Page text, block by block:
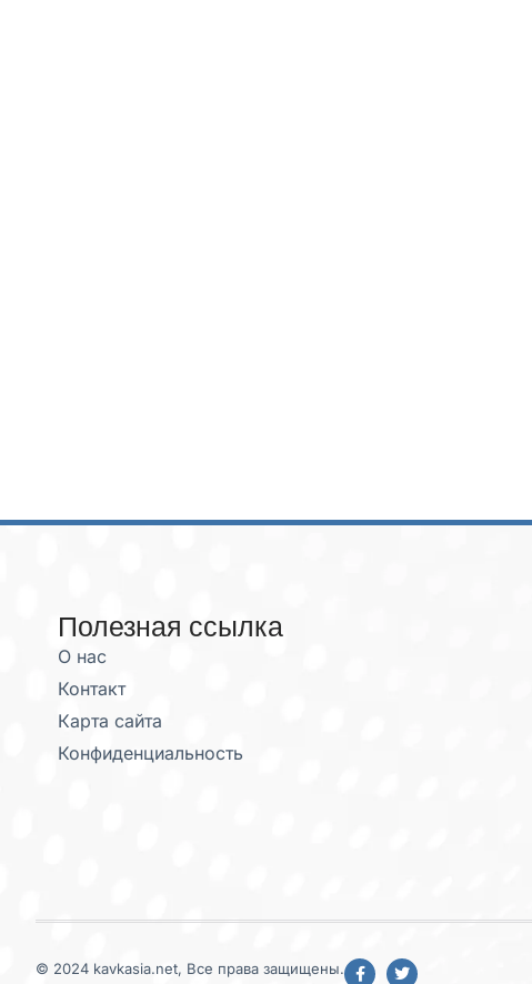
Полезная ссылка
О нас
Контакт
Карта сайта
Конфиденциальность
© 2024 kavkasia.net, Все права защищены.